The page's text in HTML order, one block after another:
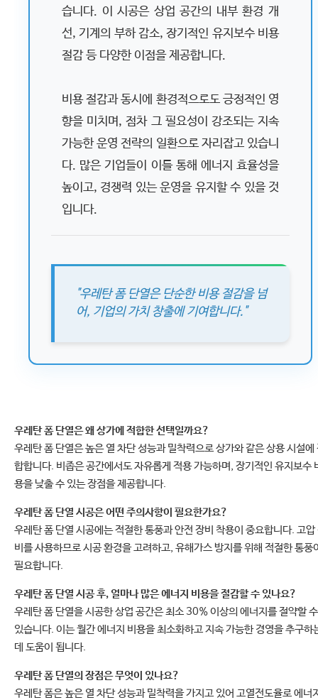
습니다. 이 시공은 상업 공간의 내부 환경 개
선, 기계의 부하 감소, 장기적인 유지보수 비용
절감 등 다양한 이점을 제공합니다.
비용 절감과 동시에 환경적으로도 긍정적인 영
향을 미치며, 점차 그 필요성이 강조되는 지속
가능한 운영 전략의 일환으로 자리잡고 있습니
다. 많은 기업들이 이를 통해 에너지 효율성을
높이고, 경쟁력 있는 운영을 유지할 수 있을 것
입니다.
"우레탄 폼 단열은 단순한 비용 절감을 넘
어, 기업의 가치 창출에 기여합니다."
우레탄 폼 단열은 왜 상가에 적합한 선택일까요?
우레탄 폼 단열은 높은 열 차단 성능과 밀착력으로 상가와 같은 상용 시설에
합합니다. 비좁은 공간에서도 자유롭게 적용 가능하며, 장기적인 유지보수
용을 낮출 수 있는 장점을 제공합니다.
우레탄 폼 단열 시공은 어떤 주의사항이 필요한가요?
우레탄 폼 단열 시공에는 적절한 통풍과 안전 장비 착용이 중요합니다. 고압
비를 사용하므로 시공 환경을 고려하고, 유해가스 방지를 위해 적절한 통풍
필요합니다.
우레탄 폼 단열 시공 후, 얼마나 많은 에너지 비용을 절감할 수 있나요?
우레탄 폼 단열을 시공한 상업 공간은 최소 30% 이상의 에너지를 절약할 수
있습니다. 이는 월간 에너지 비용을 최소화하고 지속 가능한 경영을 추구하
데 도움이 됩니다.
우레탄 폼 단열의 장점은 무엇이 있나요?
우레탄 폼은 높은 열 차단 성능과 밀착력을 가지고 있어 고열전도율로 에너